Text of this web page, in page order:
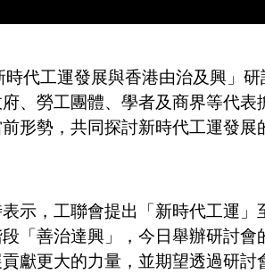
工運發展與香港由治及興」研
、勞工團體、學者及商界等代
形勢，共同探討新時代工運發
，工聯會提出「新時代工運」
「善治達興」，今日舉辦研討
獻更大的力量，並期望透過研